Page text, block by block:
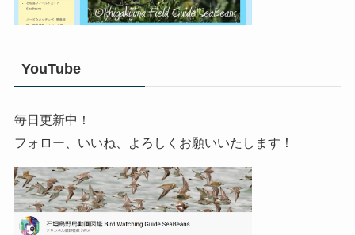
YouTube
毎日更新中！
フォロー、いいね、よろしくお願いいたします！